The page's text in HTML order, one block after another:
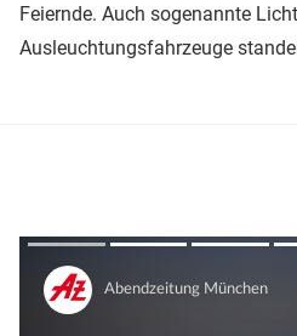
Feiernde. Auch sogenannte
Ausleuchtungsfahrzeuge